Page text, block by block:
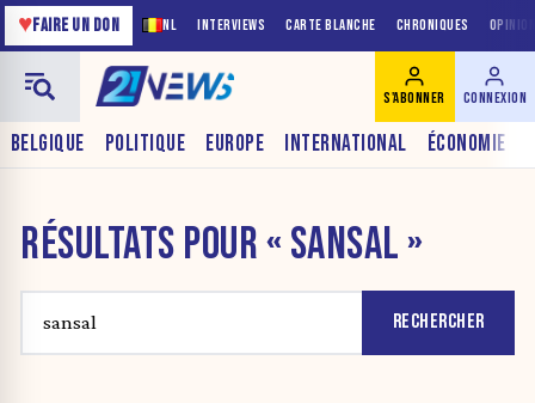
NL INTERVIEWS CARTE BLANCHE CHRONIQUES
♥FAIRE UN DON
BELGIQUE POLITIQUE EUROPE INTERNATIONAL ÉCONOMIE
S'ABONNER CONNEXION
RÉSULTATS POUR « SANSAL »
RECHERCHER